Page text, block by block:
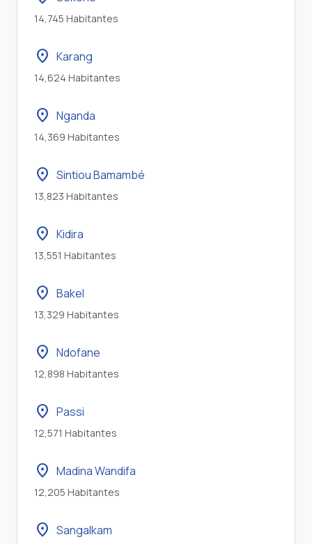
14,745 Habitantes
location_on Karang
14,624 Habitantes
location_on Nganda
14,369 Habitantes
location_on Sintiou Bamambé
13,823 Habitantes
location_on Kidira
13,551 Habitantes
location_on Bakel
13,329 Habitantes
location_on Ndofane
12,898 Habitantes
location_on Passi
12,571 Habitantes
location_on Madina Wandifa
12,205 Habitantes
location_on Sangalkam